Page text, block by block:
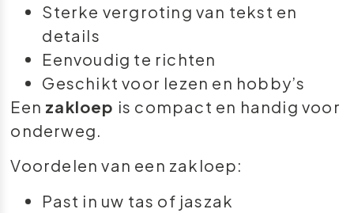
Sterke vergroting van tekst en
details
Eenvoudig te richten
Geschikt voor lezen en hobby’s
Een zakloep is compact en handig voor
onderweg.
Voordelen van een zakloep:
Past in uw tas of jaszak